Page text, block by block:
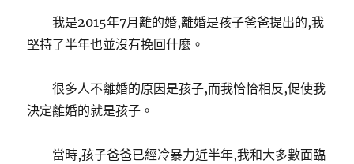
我是2015年7月離的婚,離婚是孩子爸爸提出的,我
堅持了半年也並沒有挽回什麼。
很多人不離婚的原因是孩子,而我恰恰相反,促使我
決定離婚的就是孩子。
當時,孩子爸爸已經冷暴力近半年,我和大多數面臨